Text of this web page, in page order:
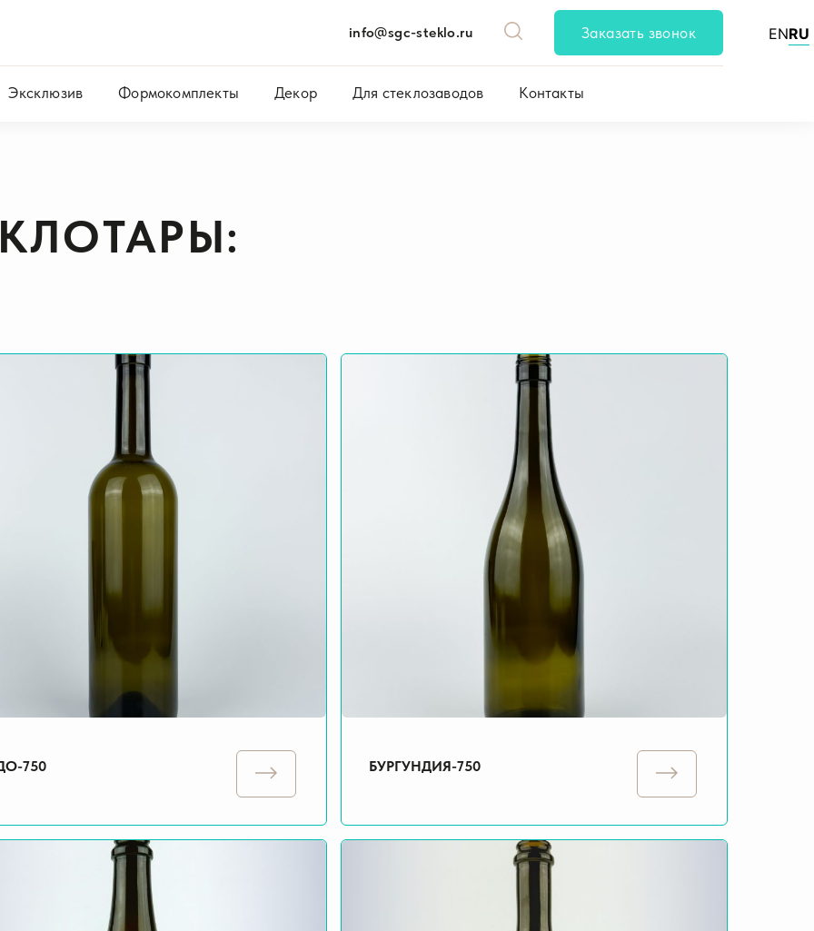
info@sgc-steklo.ru Заказать звонок
Эксклюзив Формокомплекты Декор Для стеклозаводов Контакты
750 БУРГУНДИЯ-750
ENRU